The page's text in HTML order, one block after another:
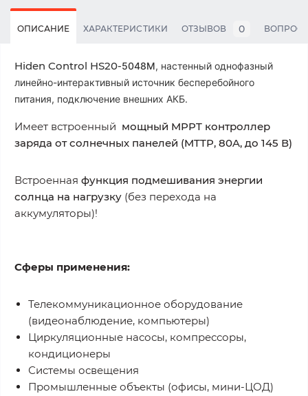
ОПИСАНИЕ ХАРАКТЕРИСТИКИ ОТЗЫВОВ 0
Hiden Control HS20-5048M, настенный однофазный
линейно-интерактивный источник бесперебойного
питания, подключение внешних АКБ.
Имеет встроенный мощный MPPT контроллер
заряда от солнечных панелей (MTTP, 80A, до 145 В)
Встроенная функция подмешивания энергии
солнца на нагрузку (без перехода на
аккумуляторы)!
Сферы применения:
Телекоммуникационное оборудование
(видеонаблюдение, компьютеры)
Циркуляционные насосы, компрессоры,
кондиционеры
Системы освещения
Промышленные объекты (офисы, мини-ЦОД)